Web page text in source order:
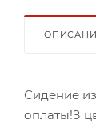
Сидение
оплаты!З